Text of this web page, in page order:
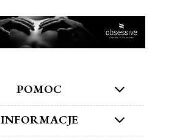
POMOC
INFORMACJE